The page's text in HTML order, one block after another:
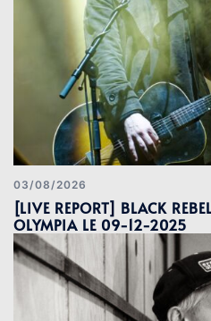
03/08/2026
[LIVE REPORT] BLACK
OLYMPIA LE 09-12-2025